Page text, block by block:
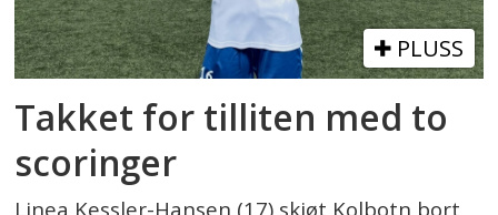
PLUSS
Takket for tilliten med to
scoringer
Linea Kessler-Hansen (17) skjøt Kolbotn bort